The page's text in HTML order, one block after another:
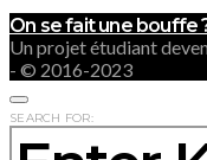
On se fait une bouffe
Un projet étudiant
- © 2016-2023
SEARCH FOR: